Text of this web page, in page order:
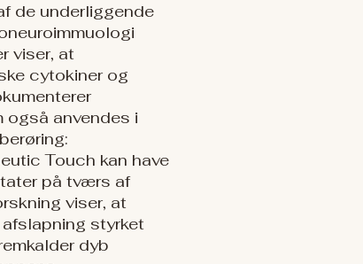
de underliggende
viser, at
cytokiner og
også anvendes i
Touch kan have
på tværs af
viser, at
styrket
dyb